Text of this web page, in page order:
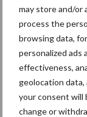
may store and/or
process the
browsing data,
personalized ads
effectiveness,
geolocation
your consent will
change or